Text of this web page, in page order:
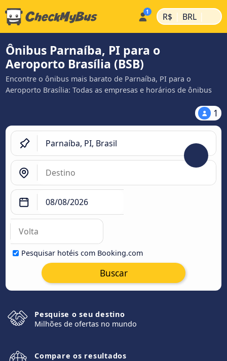
R$ | BRL |
Ônibus Parnaíba, PI para o
Aeroporto Brasília (BSB)
Encontre o ônibus mais barato de Parnaíba, PI para o
Aeroporto Brasília: Todas as empresas e horários de ônibus
1
Pesquisar hotéis com Booking.com
Buscar
Pesquise o seu destino
Milhões de ofertas no mundo
Compare os resultados